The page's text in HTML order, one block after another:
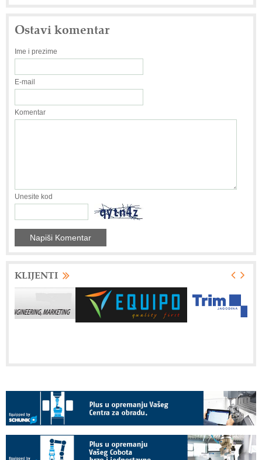
Ostavi komentar
Ime i prezime
E-mail
Komentar
Unesite kod
KLIJENTI